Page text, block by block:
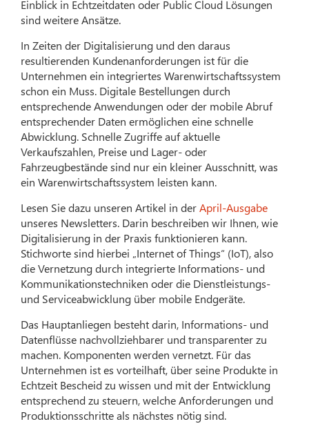
Einblick in Echtzeitdaten oder Public Cloud Lösungen
sind weitere Ansätze.
In Zeiten der Digitalisierung und den daraus
resultierenden Kundenanforderungen ist für die
Unternehmen ein integriertes Warenwirtschaftssystem
schon ein Muss. Digitale Bestellungen durch
entsprechende Anwendungen oder der mobile Abruf
entsprechender Daten ermöglichen eine schnelle
Abwicklung. Schnelle Zugriffe auf aktuelle
Verkaufszahlen, Preise und Lager- oder
Fahrzeugbestände sind nur ein kleiner Ausschnitt, was
ein Warenwirtschaftssystem leisten kann.
Lesen Sie dazu unseren Artikel in derApril-Ausgabe
unseres Newsletters. Darin beschreiben wir Ihnen, wie
Digitalisierung in der Praxis funktionieren kann.
Stichworte sind hierbei „Internet of Things“ (IoT), also
die Vernetzung durch integrierte Informations- und
Kommunikationstechniken oder die Dienstleistungs-
und Serviceabwicklung über mobile Endgeräte.
Das Hauptanliegen besteht darin, Informations- und
Datenflüsse nachvollziehbarer und transparenter zu
machen. Komponenten werden vernetzt. Für das
Unternehmen ist es vorteilhaft, über seine Produkte in
Echtzeit Bescheid zu wissen und mit der Entwicklung
entsprechend zu steuern, welche Anforderungen und
Produktionsschritte als nächstes nötig sind.